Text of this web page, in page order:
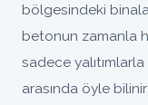
bölgesindeki
betonun zamanla
sadece
arasında öyle bilinir